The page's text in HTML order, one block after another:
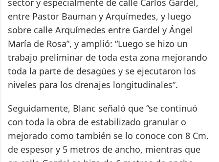
sector y especialmente de calle Carlos Gardel,
entre Pastor Bauman y Arquímedes, y luego
sobre calle Arquímedes entre Gardel y Ángel
María de Rosa”, y amplió: “Luego se hizo un
trabajo preliminar de toda esta zona mejorando
toda la parte de desagües y se ejecutaron los
niveles para los drenajes longitudinales”.
Seguidamente, Blanc señaló que “se continuó
con toda la obra de estabilizado granular o
mejorado como también se lo conoce con 8 Cm.
de espesor y 5 metros de ancho, mientras que